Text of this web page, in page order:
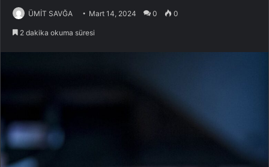
ÜMİT SAVĞA Mart 14, 2024 0 0
2 dakika okuma süresi